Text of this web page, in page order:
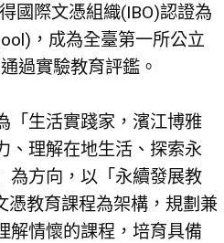
國際文憑組織(IBO)認證為
，成為全臺第一所公立
過實驗教育評鑑。
「生活實踐家，濱江博雅
、理解在地生活、探索永
為方向，以「永續發展教
憑教育課程為架構，規劃兼
解情懷的課程，培育具備